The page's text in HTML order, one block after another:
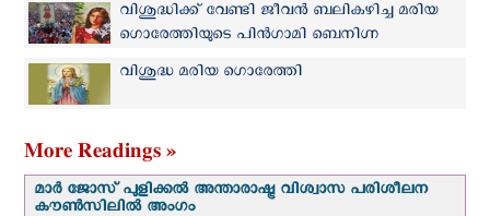
വിശുദ്ധിക്ക് വേണ്ടി ജീവന്‍ ബലികഴിച്ച മരിയ
ഗൊരേത്തിയുടെ പിന്‍ഗാമി ബെനിഗ്ന
കാര്‍ഡോസോ വാഴ്ത്തപ്പെട്ടവരുടെ ഗണത്തില്‍
വിശുദ്ധ മരിയ ഗൊരേത്തി
More Readings »
മാർ ജോസ് പുളിക്കൽ അന്താരാഷ്ട്ര വിശ്വാസ പരിശീലന
കൗൺസിലിൽ അംഗം